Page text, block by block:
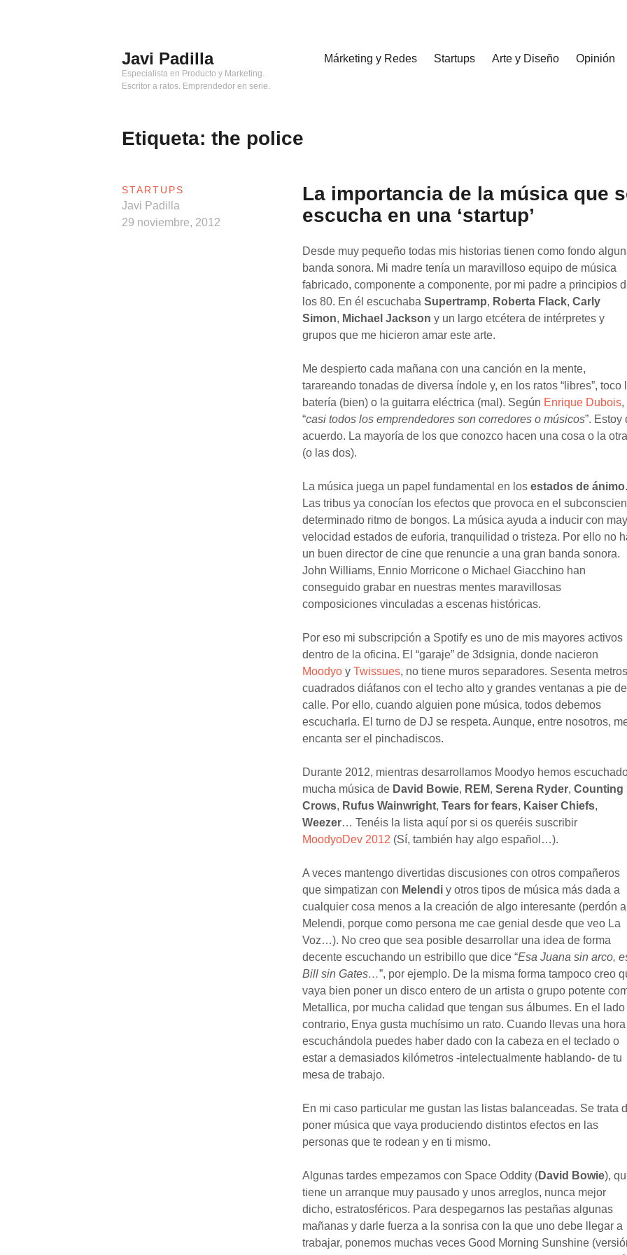
Javi Padilla
Especialista en Producto y Marketing.
Escritor a ratos. Emprendedor en serie.
Márketing y Redes Startups Arte y Diseño Opinión
Etiqueta: the police
La importancia de la música que
escucha en una ‘startup’
STARTUPS
Javi Padilla
29 noviembre, 2012
Desde muy pequeño todas mis historias tienen como fondo
banda sonora. Mi madre tenía un maravilloso equipo de música
fabricado, componente a componente, por mi padre a principios
los 80. En él escuchaba Supertramp, Roberta Flack, Carly
Simon, Michael Jackson y un largo etcétera de intérpretes y
grupos que me hicieron amar este arte.
Me despierto cada mañana con una canción en la mente,
tarareando tonadas de diversa índole y, en los ratos “libres”, toco
batería (bien) o la guitarra eléctrica (mal). Según Enrique Dubois,
“casi todos los emprendedores son corredores o músicos”. Estoy
acuerdo. La mayoría de los que conozco hacen una cosa o la otra
(o las dos).
La música juega un papel fundamental en los estados de ánimo.
Las tribus ya conocían los efectos que provoca en el
determinado ritmo de bongos. La música ayuda a inducir con
velocidad estados de euforia, tranquilidad o tristeza. Por ello no
un buen director de cine que renuncie a una gran banda sonora.
John Williams, Ennio Morricone o Michael Giacchino han
conseguido grabar en nuestras mentes maravillosas
composiciones vinculadas a escenas históricas.
Por eso mi subscripción a Spotify es uno de mis mayores activos
dentro de la oficina. El “garaje” de 3dsignia, donde nacieron
Moodyo y Twissues, no tiene muros separadores. Sesenta metros
cuadrados diáfanos con el techo alto y grandes ventanas a pie de
calle. Por ello, cuando alguien pone música, todos debemos
escucharla. El turno de DJ se respeta. Aunque, entre nosotros,
encanta ser el pinchadiscos.
Durante 2012, mientras desarrollamos Moodyo hemos
mucha música de David Bowie, REM, Serena Ryder, Counting
Crows, Rufus Wainwright, Tears for fears, Kaiser Chiefs,
Weezer… Tenéis la lista aquí por si os queréis suscribir
MoodyoDev 2012 (Sí, también hay algo español…).
A veces mantengo divertidas discusiones con otros compañeros
que simpatizan con Melendi y otros tipos de música más dada a
cualquier cosa menos a la creación de algo interesante (perdón a
Melendi, porque como persona me cae genial desde que veo La
Voz…). No creo que sea posible desarrollar una idea de forma
decente escuchando un estribillo que dice “Esa Juana sin arco,
Bill sin Gates…”, por ejemplo. De la misma forma tampoco creo
vaya bien poner un disco entero de un artista o grupo potente
Metallica, por mucha calidad que tengan sus álbumes. En el lado
contrario, Enya gusta muchísimo un rato. Cuando llevas una hora
escuchándola puedes haber dado con la cabeza en el teclado o
estar a demasiados kilómetros -intelectualmente hablando- de tu
mesa de trabajo.
En mi caso particular me gustan las listas balanceadas. Se trata
poner música que vaya produciendo distintos efectos en las
personas que te rodean y en ti mismo.
Algunas tardes empezamos con Space Oddity (David Bowie),
tiene un arranque muy pausado y unos arreglos, nunca mejor
dicho, estratosféricos. Para despegarnos las pestañas algunas
mañanas y darle fuerza a la sonrisa con la que uno debe llegar a
trabajar, ponemos muchas veces Good Morning Sunshine